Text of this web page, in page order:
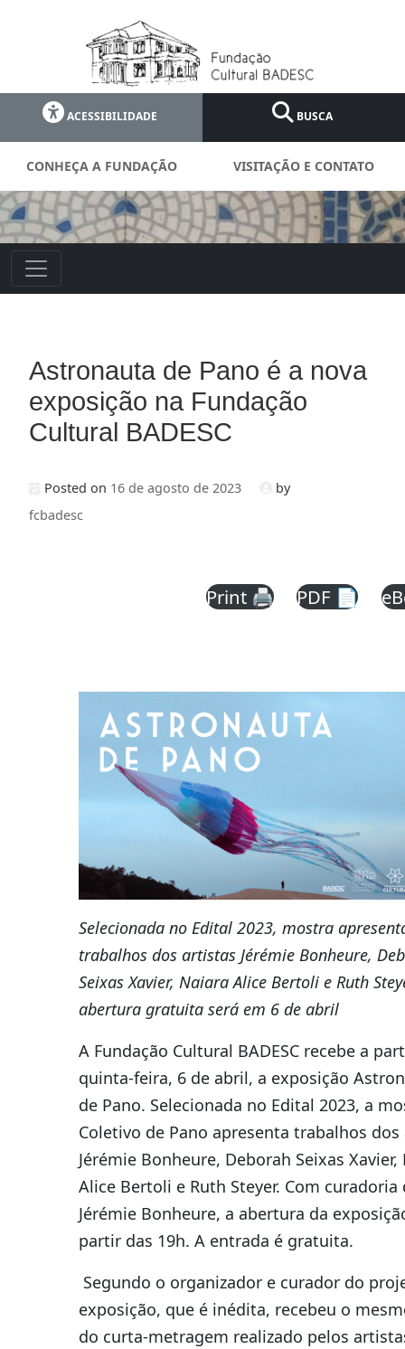
ACESSIBILIDADE BUSCA
CONHEÇA A FUNDAÇÃO VISITAÇÃO E CONTATO
Astronauta de Pano é a nova
exposição na Fundação
Cultural BADESC
Posted on 16 de agosto de 2023
by
fcbadesc
Print 🖨 PDF 📄
Selecionada no Edital 2023, mostra
trabalhos dos artistas Jérémie Bonheure,
Seixas Xavier, Naiara Alice Bertoli e Ruth
abertura gratuita será em 6 de abril
A Fundação Cultural BADESC recebe a
quinta-feira, 6 de abril, a exposição
de Pano. Selecionada no Edital 2023, a
Coletivo de Pano apresenta trabalhos
Jérémie Bonheure, Deborah Seixas Xavier,
Alice Bertoli e Ruth Steyer. Com curadoria
Jérémie Bonheure, a abertura da
partir das 19h. A entrada é gratuita.
Segundo o organizador e curador do
exposição, que é inédita, recebeu o
do curta-metragem realizado pelos